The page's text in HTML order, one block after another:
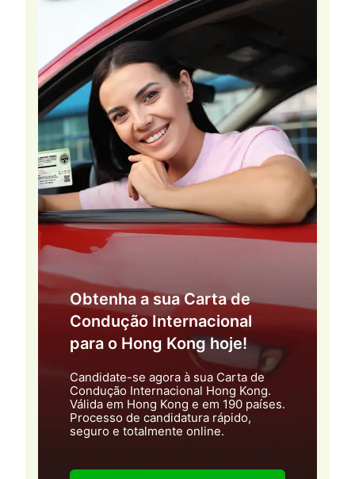
Obtenha a sua Carta de
Condução Internacional
para o Hong Kong hoje!
Candidate-se agora à sua Carta de
Condução Internacional Hong Kong.
Válida em Hong Kong e em 190 países.
Processo de candidatura rápido,
seguro e totalmente online.